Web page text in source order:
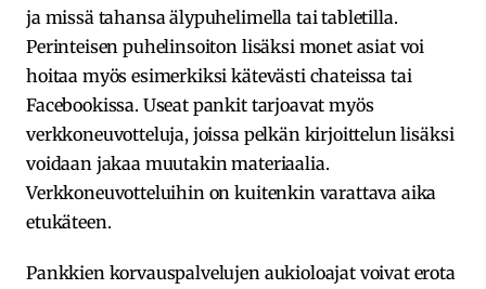
ja missä tahansa älypuhelimella tai tabletilla.
Perinteisen puhelinsoiton lisäksi monet asiat voi
hoitaa myös esimerkiksi kätevästi chateissa tai
Facebookissa. Useat pankit tarjoavat myös
verkkoneuvotteluja, joissa pelkän kirjoittelun lisäksi
voidaan jakaa muutakin materiaalia.
Verkkoneuvotteluihin on kuitenkin varattava aika
etukäteen.
Pankkien korvauspalvelujen aukioloajat voivat erota